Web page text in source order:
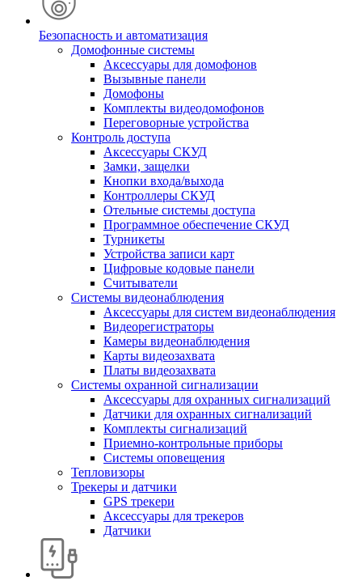
Безопасность и автоматизация
Домофонные системы
Аксессуары для домофонов
Вызывные панели
Домофоны
Комплекты видеодомофонов
Переговорные устройства
Контроль доступа
Аксессуары СКУД
Замки, защелки
Кнопки входа/выхода
Контроллеры СКУД
Отельные системы доступа
Программное обеспечение СКУД
Турникеты
Устройства записи карт
Цифровые кодовые панели
Считыватели
Системы видеонаблюдения
Аксессуары для систем видеонаблюдения
Видеорегистраторы
Камеры видеонаблюдения
Карты видеозахвата
Платы видеозахвата
Системы охранной сигнализации
Аксессуары для охранных сигнализаций
Датчики для охранных сигнализаций
Комплекты сигнализаций
Приемно-контрольные приборы
Системы оповещения
Тепловизоры
Трекеры и датчики
GPS трекери
Аксессуары для трекеров
Датчики